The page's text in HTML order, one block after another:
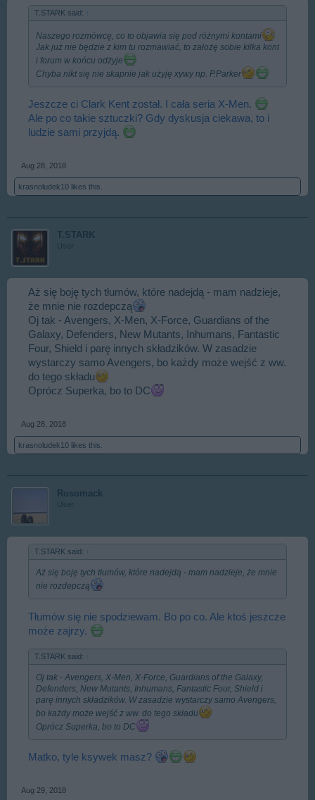
T.STARK said:
Naszego rozmówcę, co to objawia się pod różnymi kontami
Jak już nie będzie z kim tu rozmawiać, to założę sobie kilka kont
i forum w końcu odżyje
Chyba nikt się nie skapnie jak użyję xywy np. P.Parker
Jeszcze ci Clark Kent został. I cała seria X-Men.
Ale po co takie sztuczki? Gdy dyskusja ciekawa, to i
ludzie sami przyjdą.
Aug 28, 2018
krasnoludek10 likes this.
T.STARK
User
Aż się boję tych tłumów, które nadejdą - mam nadzieje,
że mnie nie rozdepczą
Oj tak - Avengers, X-Men, X-Force, Guardians of the
Galaxy, Defenders, New Mutants, Inhumans, Fantastic
Four, Shield i parę innych składzików. W zasadzie
wystarczy samo Avengers, bo każdy może wejść z ww.
do tego składu
Oprócz Superka, bo to DC
Aug 28, 2018
krasnoludek10 likes this.
Rosomack
User
T.STARK said:
Aż się boję tych tłumów, które nadejdą - mam nadzieje, że mnie
nie rozdepczą
Tłumów się nie spodziewam. Bo po co. Ale ktoś jeszcze
może zajrzy.
T.STARK said:
Oj tak - Avengers, X-Men, X-Force, Guardians of the Galaxy,
Defenders, New Mutants, Inhumans, Fantastic Four, Shield i
parę innych składzików. W zasadzie wystarczy samo Avengers,
bo każdy może wejść z ww. do tego składu
Oprócz Superka, bo to DC
Matko, tyle ksywek masz?
Aug 29, 2018